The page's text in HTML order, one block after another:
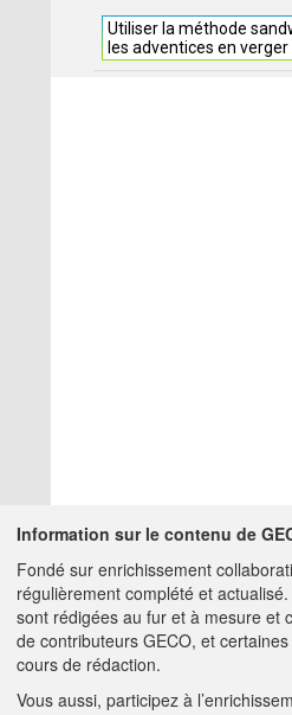
Utiliser la méthode
les adventices en verger
null
A PROPOS DE GECO
Information sur le contenu de
Fondé sur enrichissement
régulièrement complété et
sont rédigées au fur et à mesure et
de contributeurs GECO, et
cours de rédaction.
Vous aussi, participez à